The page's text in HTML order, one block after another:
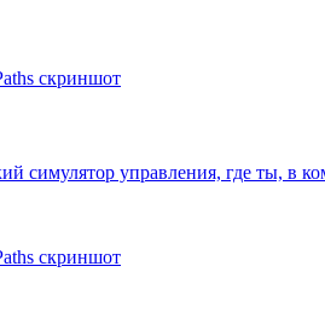
симулятор управления, где ты,